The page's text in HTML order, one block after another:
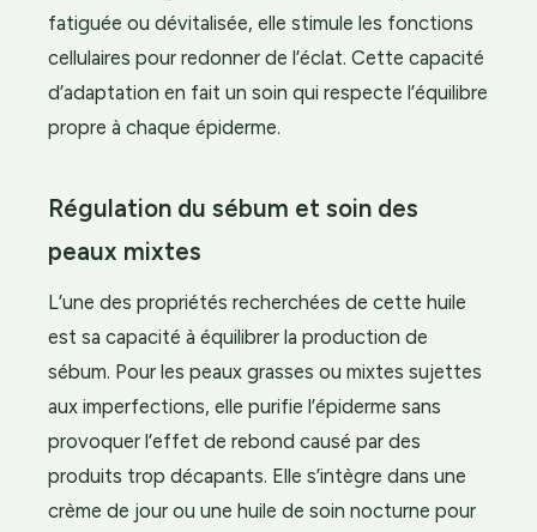
fatiguée ou dévitalisée, elle stimule les fonctions
cellulaires pour redonner de l’éclat. Cette capacité
d’adaptation en fait un soin qui respecte l’équilibre
propre à chaque épiderme.
Régulation du sébum et soin des
peaux mixtes
L’une des propriétés recherchées de cette huile
est sa capacité à équilibrer la production de
sébum. Pour les peaux grasses ou mixtes sujettes
aux imperfections, elle purifie l’épiderme sans
provoquer l’effet de rebond causé par des
produits trop décapants. Elle s’intègre dans une
crème de jour ou une huile de soin nocturne pour